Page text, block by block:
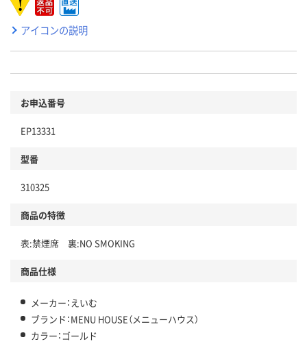
アイコンの説明
お申込番号
EP13331
型番
310325
商品の特徴
表:禁煙席 裏:NO SMOKING
商品仕様
メーカー：えいむ
ブランド：MENU HOUSE（メニューハウス）
カラー：ゴールド